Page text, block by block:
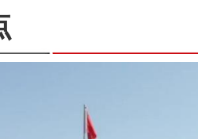
疆昭苏高原多浪峡